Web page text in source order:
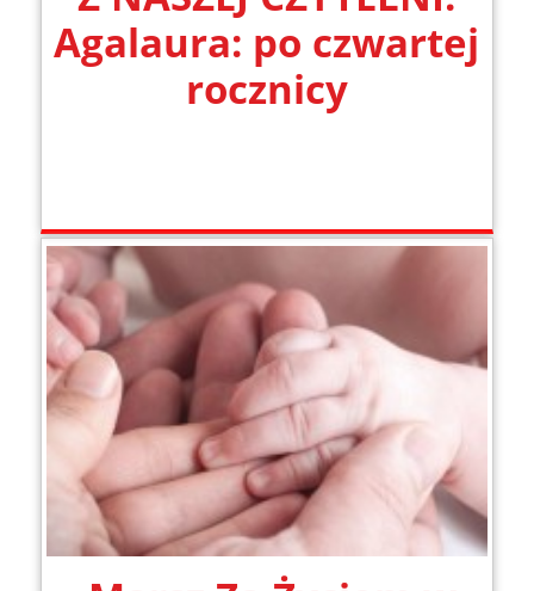
Agalaura: po czwartej
rocznicy